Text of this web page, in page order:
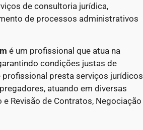
de consultoria jurídica,
de processos administrativos
é um profissional que atua na
condições justas de
profissional presta serviços jurídicos
atuando em diversas
Revisão de Contratos, Negociação